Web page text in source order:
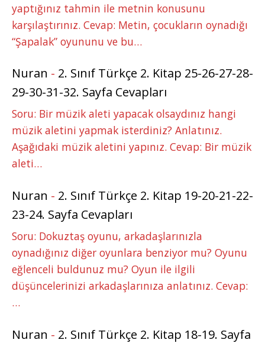
yaptığınız tahmin ile metnin konusunu
karşılaştırınız. Cevap: Metin, çocukların oynadığı
“Şapalak” oyununu ve bu…
Nuran - 2. Sınıf Türkçe 2. Kitap 25-26-27-28-
29-30-31-32. Sayfa Cevapları
Soru: Bir müzik aleti yapacak olsaydınız hangi
müzik aletini yapmak isterdiniz? Anlatınız.
Aşağıdaki müzik aletini yapınız. Cevap: Bir müzik
aleti…
Nuran - 2. Sınıf Türkçe 2. Kitap 19-20-21-22-
23-24. Sayfa Cevapları
Soru: Dokuztaş oyunu, arkadaşlarınızla
oynadığınız diğer oyunlara benziyor mu? Oyunu
eğlenceli buldunuz mu? Oyun ile ilgili
düşüncelerinizi arkadaşlarınıza anlatınız. Cevap:
…
Nuran - 2. Sınıf Türkçe 2. Kitap 18-19. Sayfa